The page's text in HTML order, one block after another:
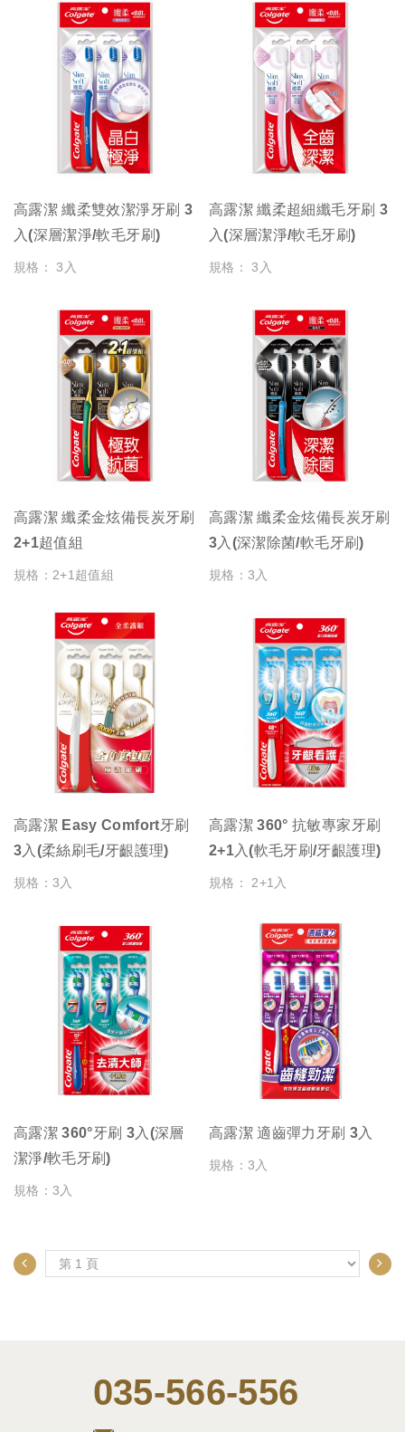
高露潔 纖柔雙效潔淨牙刷 3
入(深層潔淨/軟毛牙刷)
規格： 3入
高露潔 纖柔超細纖毛牙刷 3
入(深層潔淨/軟毛牙刷)
規格： 3入
高露潔 纖柔金炫備長炭牙刷
2+1超值組
規格：2+1超值組
高露潔 纖柔金炫備長炭牙刷
3入(深潔除菌/軟毛牙刷)
規格：3入
高露潔 Easy Comfort牙刷
3入(柔絲刷毛/牙齦護理)
規格：3入
高露潔 360° 抗敏專家牙刷
2+1入(軟毛牙刷/牙齦護理)
規格： 2+1入
高露潔 360°牙刷 3入(深層
潔淨/軟毛牙刷)
規格：3入
高露潔 適齒彈力牙刷 3入
規格：3入
035-566-556